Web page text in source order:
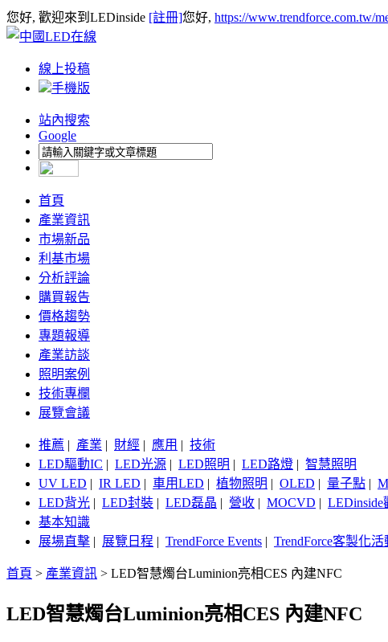
您好, 歡迎來到LEDinside [註冊]您好, https://www.trendforce.com.tw/
線上投稿
手機版
站內搜索
Google
首頁
產業資訊
市場新品
利基市場
分析評論
購買報告
價格趨勢
專題報導
產業訪談
照明案例
技術專欄
展覽會議
推薦 | 產業 | 財經 | 應用 | 技術
LED驅動IC | LED光源 | LED照明 | LED路燈 | 智慧照明
UV LED | IR LED | 車用LED | 植物照明 | OLED | 量子點 |
LED背光 | LED封裝 | LED磊晶 | 營收 | MOCVD | LEDinside
基本知識
展場直擊 | 展覽日程 | TrendForce Events | TrendForce客製化活
首頁 > 產業資訊 > LED智慧燭台Luminion亮相CES 內建NFC
LED智慧燭台Luminion亮相CES 內建NFC